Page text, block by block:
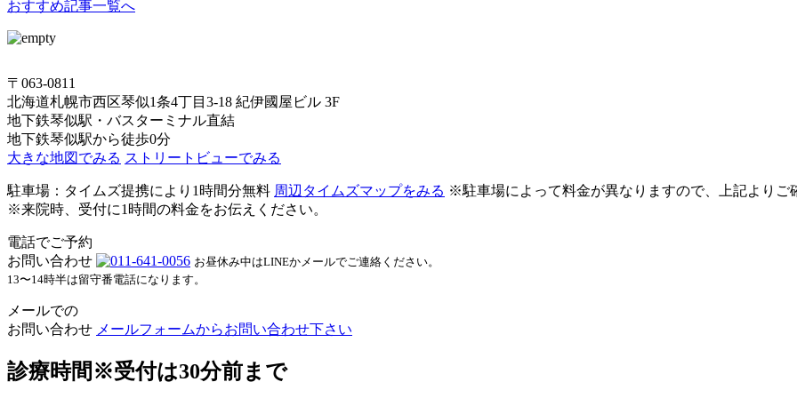
おすすめ記事一覧へ
〒063-0811
北海道札幌市西区琴似1条4丁目3-18 紀伊國屋ビル 3F
地下鉄琴似駅・バスターミナル直結
地下鉄琴似駅から徒歩0分
大きな地図でみる ストリートビューでみる
駐車場：タイムズ提携により1時間分無料 周辺タイムズマップをみる ※駐車場によって料金が異なりますので、上記よりご
※来院時、受付に1時間の料金をお伝えください。
電話でご予約
お問い合わせ
お昼休み中はLINEかメールでご連絡ください。
13〜14時半は留守番電話になります。
メールでの
お問い合わせ メールフォームからお問い合わせ下さい
診療時間 ※受付は30分前まで